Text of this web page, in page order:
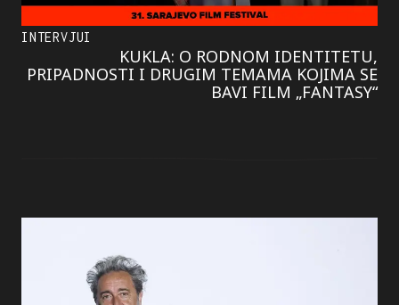
INTERVJUI
KUKLA: O RODNOM IDENTITETU,
PRIPADNOSTI I DRUGIM TEMAMA KOJIMA SE
BAVI FILM „FANTASY“